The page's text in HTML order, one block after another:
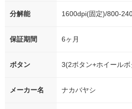
分解能 1600dpi(固定)/800-
保証期間 6ヶ月
ボタン 3(2ボタン+ホイールボ
メーカー名 ナカバヤシ